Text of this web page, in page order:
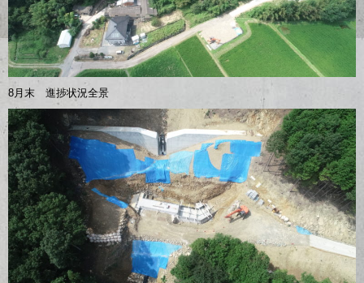
8月末 進捗状況全景